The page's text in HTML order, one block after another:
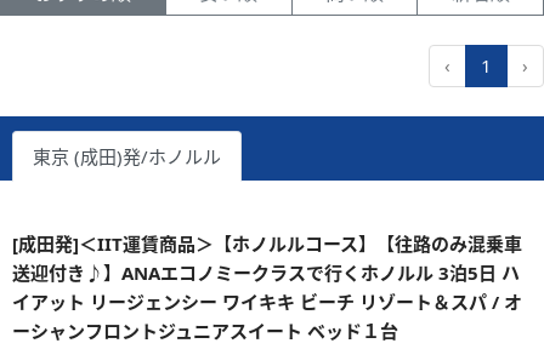
‹ 1 ›
東京 (成田)発/ホノルル
[成田発]＜IIT運賃商品＞【ホノルルコース】【往路のみ混乗車
送迎付き♪】ANAエコノミークラスで行くホノルル 3泊5日 ハ
イアット リージェンシー ワイキキ ビーチ リゾート＆スパ / オ
ーシャンフロントジュニアスイート ベッド１台